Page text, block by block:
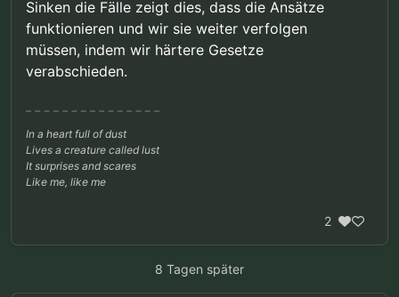
Sinken die Fälle zeigt dies, dass die Ansätze
funktionieren und wir sie weiter verfolgen
müssen, indem wir härtere Gesetze
verabschieden.
In a heart full of dust
Lives a creature called lust
It surprises and scares
Like me, like me
2
8 Tagen später